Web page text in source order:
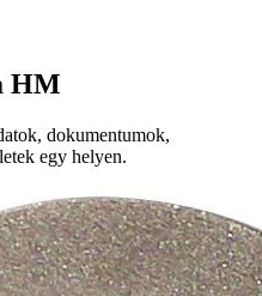
HM
dokumentumok,
egy helyen.